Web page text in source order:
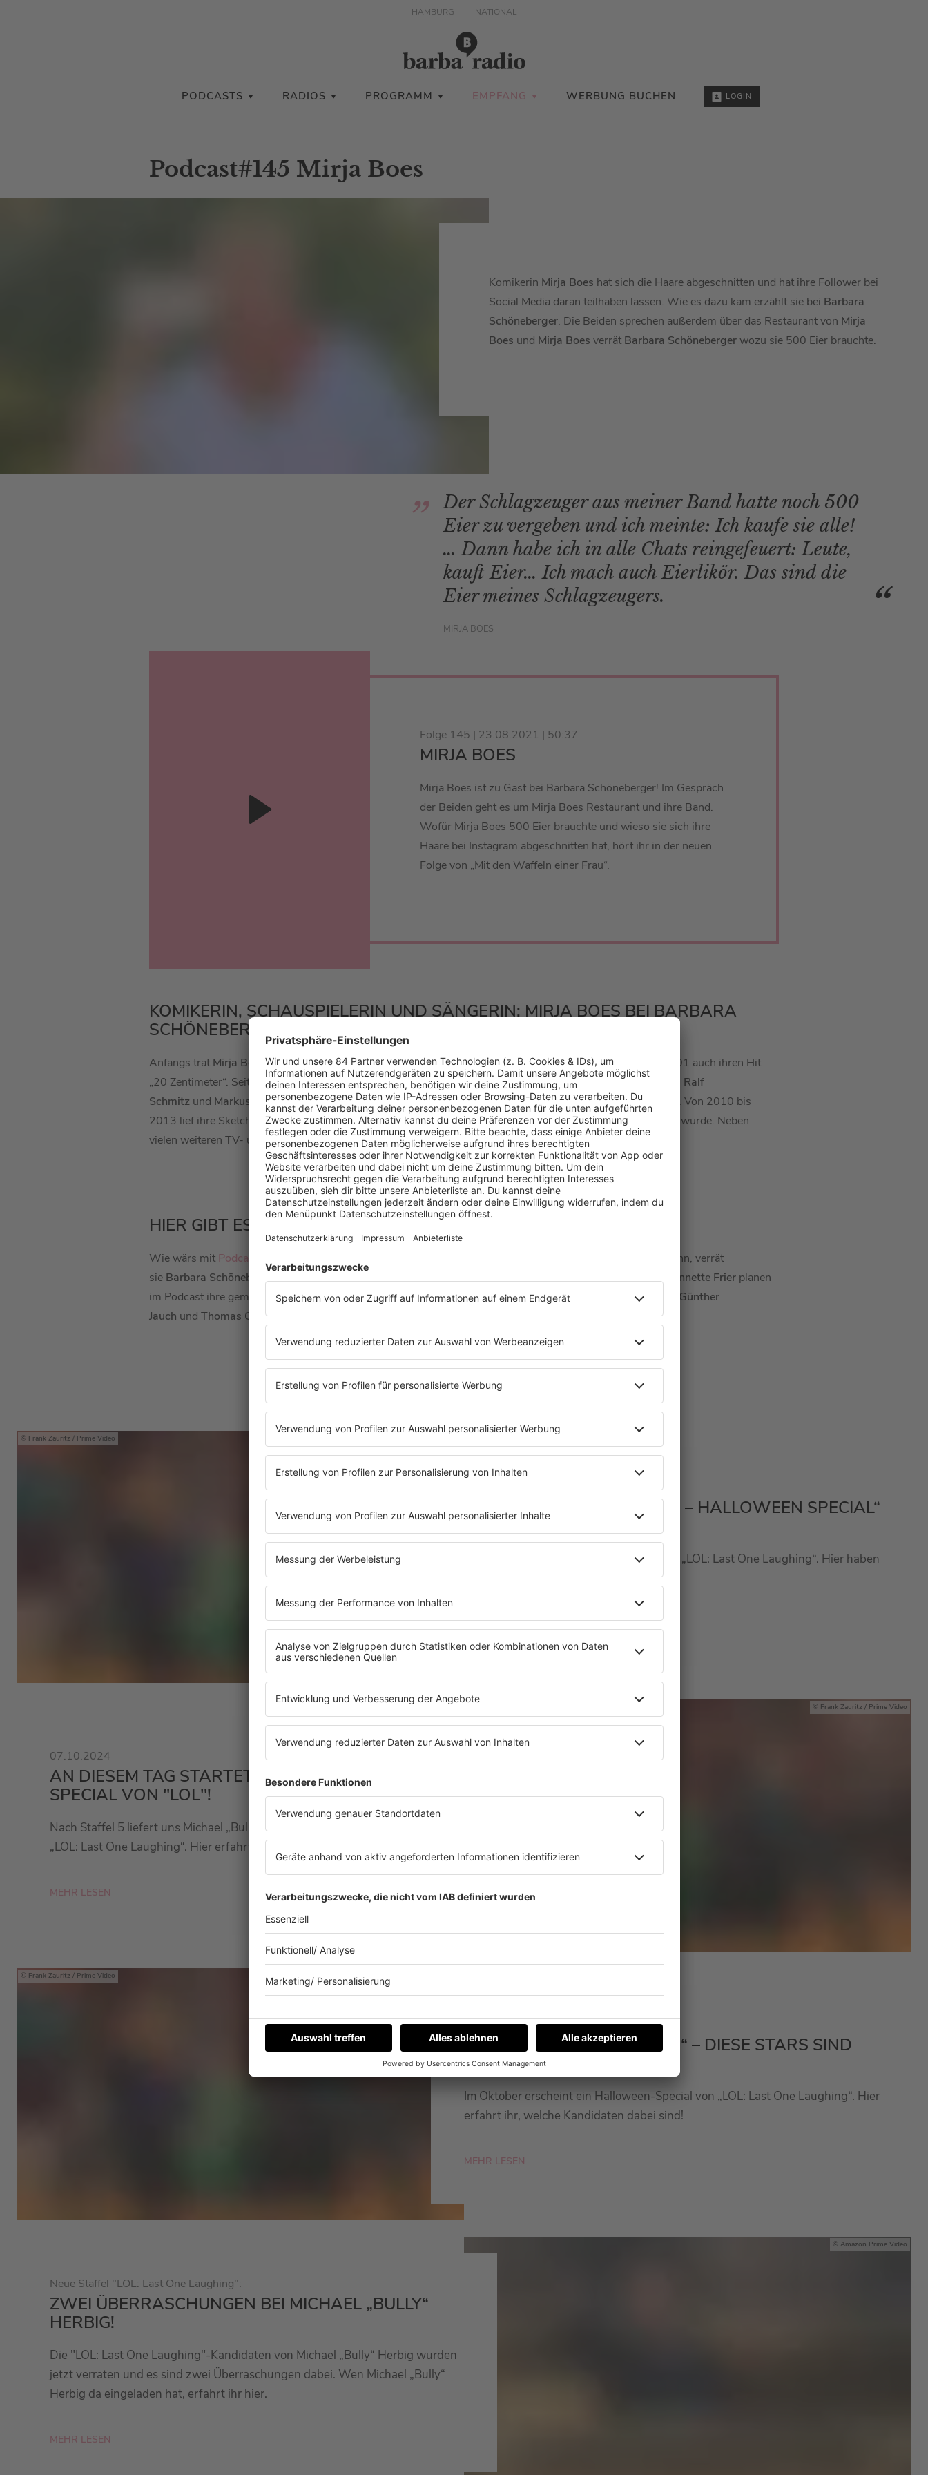
HAMBURG NATIONAL
PODCASTS RADIOS PROGRAMM EMPFANG WERBUNG BUCHEN LOGIN
Podcast#145 Mirja Boes
Komikerin Mirja Boes hat sich die Haare abgeschnitten und hat ihre Follower bei
Social Media daran teilhaben lassen. Wie es dazu kam erzählt sie bei Barbara
Schöneberger. Die Beiden sprechen außerdem über das Restaurant von Mirja
Boes und Mirja Boes verrät Barbara Schönebergerwozu sie 500 Eier brauchte.
Der Schlagzeuger aus meiner Band hatte noch 500
Eier zu vergeben und ich meinte: Ich kaufe sie alle!
… Dann habe ich in alle Chats reingefeuert: Leute,
kauft Eier… Ich mach auch Eierlikör. Das sind die
Eier meines Schlagzeugers.
MIRJA BOES
Folge 145 | 23.08.2021 | 50:37
MIRJA BOES
Mirja Boes ist zu Gast bei Barbara Schöneberger! Im Gespräch
der Beiden geht es um Mirja Boes Restaurant und ihre Band.
Wofür Mirja Boes 500 Eier brauchte und wieso sie sich ihre
Haare bei Instagram abgeschnitten hat, hört ihr in der neuen
Folge von „Mit den Waffeln einer Frau“.
KOMIKERIN, SCHAUSPIELERIN UND SÄNGERIN: MIRJA BOES BEI BARBARA
SCHÖNEBERGER!
Anfangs trat Mirja Boes unter ihrem Künstlernamen „Möhre“ auf und veröffentlichte unter diesem Namen 2001 auch ihren Hit
„20 Zentimeter“. Seit 2002 istMirja Boesregelmäßig im Fernsehen zu sehen. Zusammen mit den Comedians Ralf
Schmitz und Markus Majowskispieltesie bis Ende 2006 Sketche in der Comedysendung„Die Dreisten Drei“. Von 2010 bis
2013 lief ihre Sketch-Comedy „Ich bin Boes“, mit der sie zweimal für den Deutschen Comedypreis nominiert wurde. Neben
vielen weiteren TV- und Bühnenauftritten hatMirja Boesauch noch ein Restaurant namens „Villa Vue“.
HIER GIBT ES NOCH MEHR WITZIGE FRAUEN!
Wie wärs mit Podcast#68
Mettbrötchen nicht mehr sehen kann, verrät
sie Barbara Schönebergerim Podcast.OderPodcast#130mitAnnette Frier?Barbara Schönebergerund Annette Frier planen
im Podcast ihre gemeinsame WG undAnnette Frierverrät, warum sie sich bei einer Preisverleihung fast mit Günther
Jauch und Thomas Gottschalkangelegt hat.
News zu Mirja Boes
Frank Zauritz / Prime Video
21.10.2024
„LOL: LAST ONE LAUGHING – HALLOWEEN SPECIAL“
STARTET HEUTE!
Heute startet das Halloween-Special von „LOL: Last One Laughing“. Hier haben
wir alle Infos für euch!
MEHR LESEN
Frank Zauritz / Prime Video
07.10.2024
AN DIESEM TAG STARTET DAS HALLOWEEN-
SPECIAL VON "LOL"!
Nach Staffel 5 liefert uns Michael „Bully“ Herbig ein Halloween-Special von
„LOL: Last One Laughing“. Hier erfahrt ihr alle Infos dazu und wann es losgeht!
MEHR LESEN
Frank Zauritz / Prime Video
14.08.2024
„LOL: LAST ONE LAUGHING“ – DIESE STARS SIND
DABEI!
Im Oktober erscheint ein Halloween-Special von „LOL: Last One Laughing“. Hier
erfahrt ihr, welche Kandidaten dabei sind!
MEHR LESEN
Amazon Prime Video
Neue Staffel "LOL: Last One Laughing":
ZWEI ÜBERRASCHUNGEN BEI MICHAEL „BULLY“
HERBIG!
Die "LOL: Last One Laughing"-Kandidaten von Michael „Bully“ Herbig wurden
jetzt verraten und es sind zwei Überraschungen dabei. Wen Michael „Bully“
Herbig da eingeladen hat, erfahrt ihr hier.
MEHR LESEN